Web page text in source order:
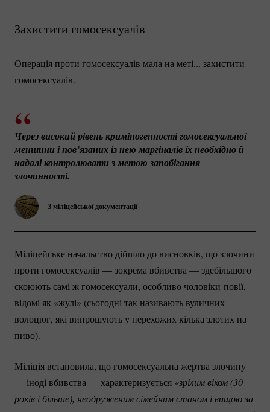
Захистити гомосексуалів
Операція проти гомосексуалів мала на меті... захистити
гомосексуалів.
З міліцейської документації
Через високий рівень криміногенності гомосексуальної
меншини і пов’язаних із нею маргіналів їх необхідно й
надалі контролювати з метою запобігання
злочинності.
Міліцейське начальство дійшло до висновків, що злочини
проти гомосексуалів — зокрема вбивства — здебільшого
скоюють самі ж гомосексуали, особливочоловіки-повії,
відомі як «жулі» (сьогодні так називають вуличних
волоцюг, які випрошують у перехожих кілька злотих на
пиво).
Міліція встановила, що гомосексуальна жертва злочину
— іноді вбивства — характеризується «зрілим віком (30
років і більше), неодруженим сімейним станом і вищою за